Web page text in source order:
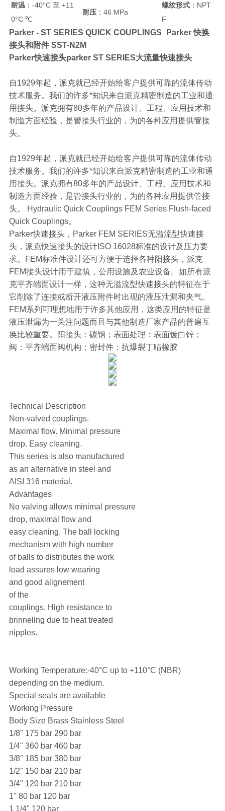
耐温 ：-40°C 至 +11
0°C ℃
耐压：46 MPa
螺纹形式：NPT
F
Parker - ST SERIES QUICK COUPLINGS_Parker 快换
接头和附件 SST-N2M
Parker快速接头parker ST SERIES大流量快速接头
自1929年起，派克就已经开始给客户提供可靠的流体传动
技术服务。我们的许多*知识来自派克精密制造的工业和通
用接头。派克拥有80多年的产品设计、工程、应用技术和
制造方面经验，是管接头行业的，为的各种应用提供管接
头。
自1929年起，派克就已经开始给客户提供可靠的流体传动
技术服务。我们的许多*知识来自派克精密制造的工业和通
用接头。派克拥有80多年的产品设计、工程、应用技术和
制造方面经验，是管接头行业的，为的各种应用提供管接
头。 Hydraulic Quick Couplings FEM Series Flush-faced
Quick Couplings。
Parker快速接头，Parker FEM SERIES无溢流型快速接
头，派克快速接头的设计ISO 16028标准的设计及压力要
求。FEM标准件设计还可方便于选择各种阳接头，派克
FEM接头设计用于建筑，公用设施及农业设备。如所有派
克平齐端面设计一样，这种无溢流型快速接头的特征在于
它削除了连接或断开液压附件时出现的液压泄漏和夹气。
FEM系列可理想地用于许多其他应用，这类应用的特征是
液压泄漏为一关注问题而且与其他制造厂家产品的普遍互
换比较重要。阳接头：碳钢；表面处理：表面镀白锌；
阀：平齐端面阀机构；密封件：抗爆裂丁晴橡胶
Technical Description
Non-valved couplings.
Maximal flow. Minimal pressure
drop. Easy cleaning.
This series is also manufactured
as an alternative in steel and
AISI 316 material.
Advantages
No valving allows minimal pressure
drop, maximal flow and
easy cleaning. The ball locking
mechanism with high number
of balls to distributes the work
load assures low wearing
and good alignement
of the
couplings. High resistance to
brinneling due to heat treated
nipples.
Working Temperature:-40°C up to +110°C (NBR)
depending on the medium.
Special seals are available
Working Pressure
Body Size Brass Stainless Steel
1/8" 175 bar 290 bar
1/4" 360 bar 460 bar
3/8" 185 bar 380 bar
1/2" 150 bar 210 bar
3/4" 120 bar 210 bar
1" 80 bar 120 bar
1 1/4" 120 bar